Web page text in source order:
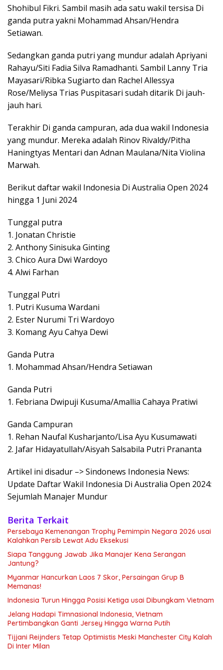
Shohibul Fikri. Sambil masih ada satu wakil tersisa Di
ganda putra yakni Mohammad Ahsan/Hendra
Setiawan.
Sedangkan ganda putri yang mundur adalah Apriyani
Rahayu/Siti Fadia Silva Ramadhanti. Sambil Lanny Tria
Mayasari/Ribka Sugiarto dan Rachel Allessya
Rose/Meliysa Trias Puspitasari sudah ditarik Di jauh-
jauh hari.
Terakhir Di ganda campuran, ada dua wakil Indonesia
yang mundur. Mereka adalah Rinov Rivaldy/Pitha
Haningtyas Mentari dan Adnan Maulana/Nita Violina
Marwah.
Berikut daftar wakil Indonesia Di Australia Open 2024
hingga 1 Juni 2024
Tunggal putra
1. Jonatan Christie
2. Anthony Sinisuka Ginting
3. Chico Aura Dwi Wardoyo
4. Alwi Farhan
Tunggal Putri
1. Putri Kusuma Wardani
2. Ester Nurumi Tri Wardoyo
3. Komang Ayu Cahya Dewi
Ganda Putra
1. Mohammad Ahsan/Hendra Setiawan
Ganda Putri
1. Febriana Dwipuji Kusuma/Amallia Cahaya Pratiwi
Ganda Campuran
1. Rehan Naufal Kusharjanto/Lisa Ayu Kusumawati
2. Jafar Hidayatullah/Aisyah Salsabila Putri Prananta
Artikel ini disadur –> Sindonews Indonesia News:
Update Daftar Wakil Indonesia Di Australia Open 2024:
Sejumlah Manajer Mundur
Berita Terkait
Persebaya Kemenangan Trophy Pemimpin Negara 2026 usai
Kalahkan Persib Lewat Adu Eksekusi
Siapa Tanggung Jawab Jika Manajer Kena Serangan
Jantung?
Myanmar Hancurkan Laos 7 Skor, Persaingan Grup B
Memanas!
Indonesia Turun Hingga Posisi Ketiga usai Dibungkam Vietnam
Jelang Hadapi Timnasional Indonesia, Vietnam
Pertimbangkan Ganti Jersey Hingga Warna Putih
Tijjani Reijnders Tetap Optimistis Meski Manchester City Kalah
Di Inter Milan